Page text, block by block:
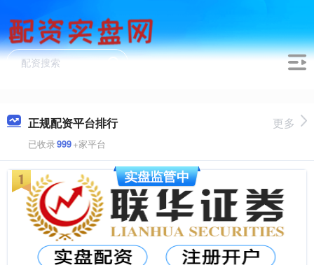
正规配资平台排行
已收录999+家平台
更多